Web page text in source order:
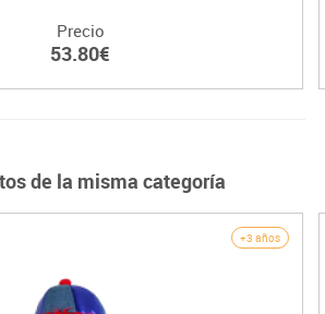
Precio
53.80€
de la misma categoría
+3 años